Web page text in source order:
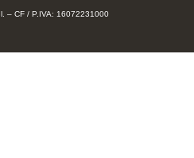
– CF / P.IVA: 16072231000